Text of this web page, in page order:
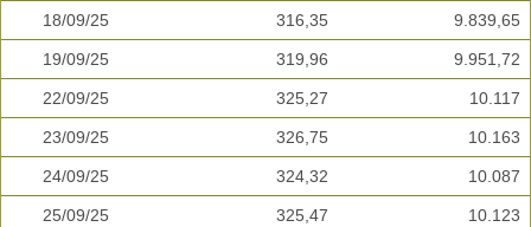
18/09/25 316,35 9.839,65
19/09/25 319,96 9.951,72
22/09/25 325,27 10.117
23/09/25 326,75 10.163
24/09/25 324,32 10.087
25/09/25 325,47 10.123